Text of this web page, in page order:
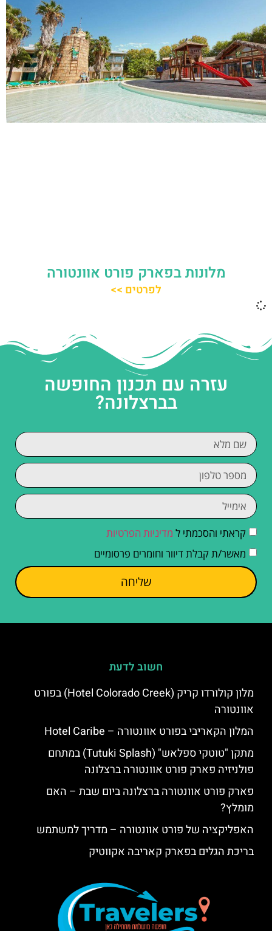
מלונות בפארק פורט אוונטורה
לפרטים >>
עזרה עם תכנון החופשה
בברצלונה?
קראתי והסכמתי ל מדיניות הפרטיות
מאשר/ת קבלת דיוור וחומרים פרסומיים
שליחה
חשוב לדעת
מלון קולורדו קריק (Hotel Colorado Creek) בפורט
אוונטורה
המלון הקאריבי בפורט אוונטורה – Hotel Caribe
מתקן "טוטקי ספלאש" (Tutuki Splash) במתחם
פולניזיה פארק פורט אוונטורה ברצלונה
פארק פורט אוונטורה ברצלונה ביום שבת – האם
מומלץ?
האפליקציה של פורט אוונטורה – מדריך למשתמש
בריכת הגלים בפארק קאריבה אקווטיק